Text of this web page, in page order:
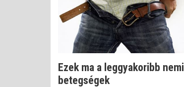
Ezek ma a leggyakoribb nemi
betegségek